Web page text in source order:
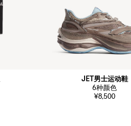
JET男士运动鞋
6种颜色
¥8,500